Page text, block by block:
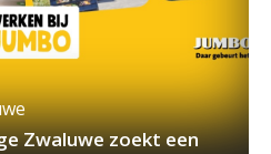
Zwaluwe zoekt een